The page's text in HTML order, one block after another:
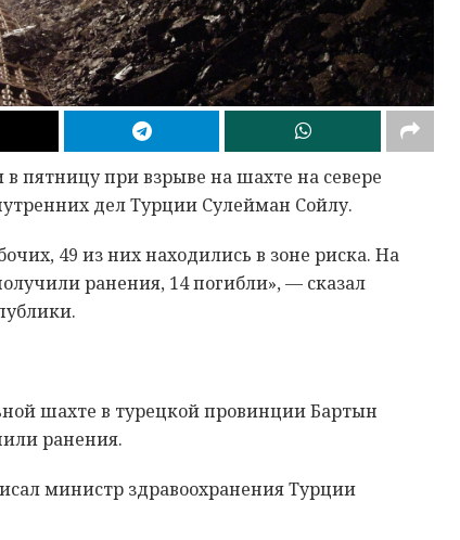
пятницу при взрыве на шахте на севере
дел Турции Сулейман Сойлу.
49 из них находились в зоне риска. На
ранения, 14 погибли», — сказал
шахте в турецкой провинции Бартын
ранения.
министр здравоохранения Турции